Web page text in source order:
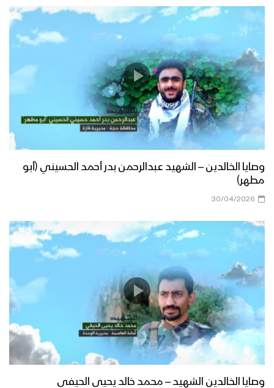
وصايا الخالدين – الشهيد عبدالرحمن بدر أحمد الحسيني (أبو
مطهر)
30/04/2026
وصايا الخالدين الشهيد – محمد خالد يحيى الحيفي